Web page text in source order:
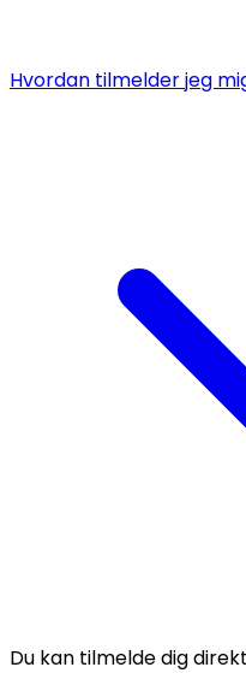
Hvordan tilmelder jeg
Du kan tilmelde dig